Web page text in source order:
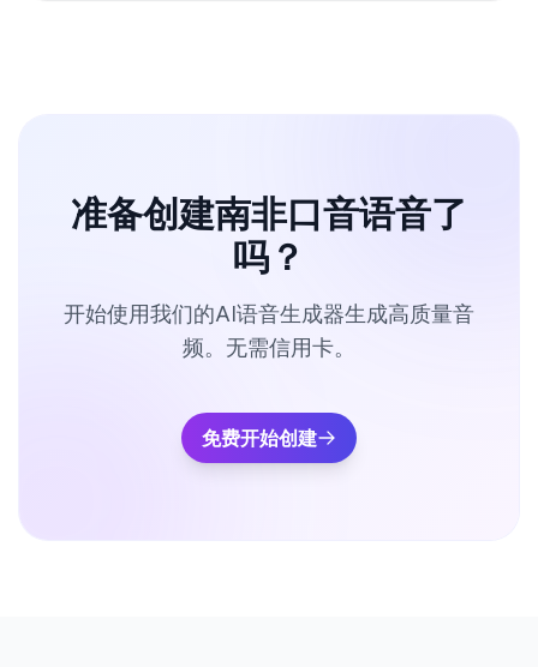
准备创建南非口音语音了
吗？
开始使用我们的AI语音生成器生成高质量音
频。无需信用卡。
免费开始创建